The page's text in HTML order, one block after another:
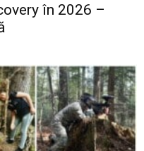
în 2026 –